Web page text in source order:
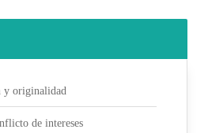
y originalidad
de intereses